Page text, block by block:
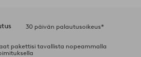
30 päivän palautusoikeus*
pakettisi tavallista nopeammalla